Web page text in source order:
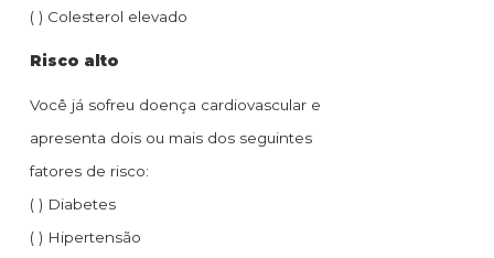
( ) Colesterol elevado
Risco alto
Você já sofreu doença cardiovascular e
apresenta dois ou mais dos seguintes
fatores de risco:
( ) Diabetes
( ) Hipertensão